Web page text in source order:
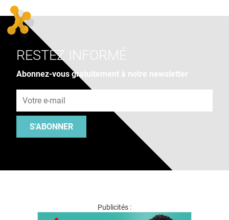
RESTEZ INFORMÉ
Abonnez-vous gratuitement à notre newsletter
S'ABONNER
Publicités :